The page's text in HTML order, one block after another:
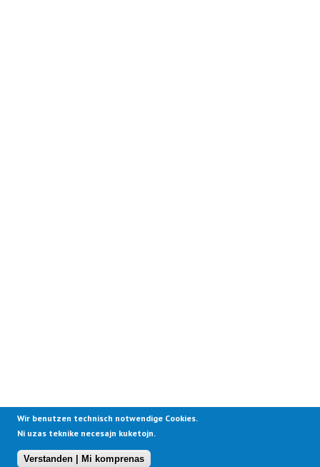
Wir benutzen technisch notwendige Cookies.
Ni uzas teknike necesajn kuketojn.
Verstanden | Mi komprenas